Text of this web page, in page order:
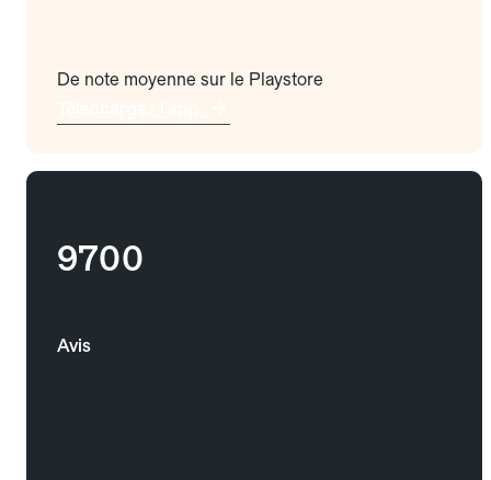
De note moyenne sur le Playstore
9700
Avis